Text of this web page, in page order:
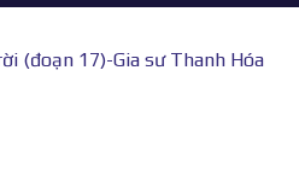
(đoạn 17)-Gia sư Thanh Hóa